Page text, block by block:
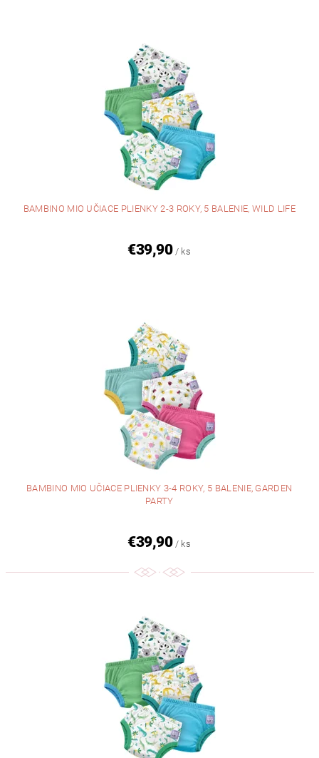
BAMBINO MIO UČIACE PLIENKY 2-3 ROKY, 5 BALENIE, WILD LIFE
€39,90 / ks
BAMBINO MIO UČIACE PLIENKY 3-4 ROKY, 5 BALENIE, GARDEN
PARTY
€39,90 / ks